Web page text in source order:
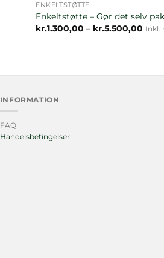
ENKELTSTØTTE
Enkeltstøtte – Gør det selv
kr.1.300,00 – kr.5.500,00 Inkl.
INFORMATION
FAQ
Handelsbetingelser